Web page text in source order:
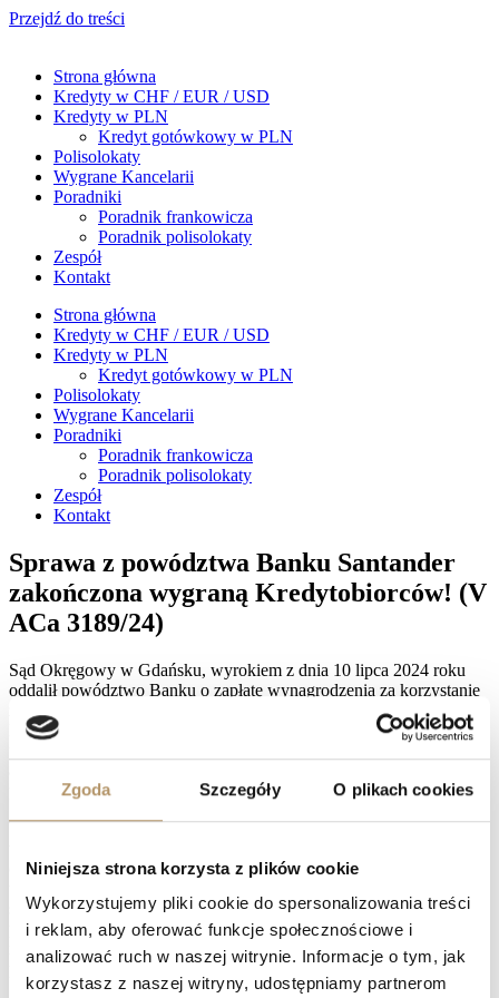
Zgoda Szczegóły O plikach cookies
Niniejsza strona korzysta z plików cookie
Wykorzystujemy pliki cookie do spersonalizowania treści
i reklam, aby oferować funkcje społecznościowe i
analizować ruch w naszej witrynie. Informacje o tym, jak
korzystasz z naszej witryny, udostępniamy partnerom
Przejdź do treści
Strona główna
Kredyty w CHF / EUR / USD
Kredyty w PLN
Kredyt gotówkowy w PLN
Polisolokaty
Wygrane Kancelarii
Poradniki
Poradnik frankowicza
Poradnik polisolokaty
Zespół
Kontakt
Strona główna
Kredyty w CHF / EUR / USD
Kredyty w PLN
Kredyt gotówkowy w PLN
Polisolokaty
Wygrane Kancelarii
Poradniki
Poradnik frankowicza
Poradnik polisolokaty
Zespół
Kontakt
Sprawa z powództwa Banku Santander
zakończona wygraną Kredytobiorców! (V
ACa 3189/24)
Sąd Okręgowy w Gdańsku, wyrokiem z dnia 10 lipca 2024 roku
oddalił powództwo Banku o zapłatę wynagrodzenia za korzystanie
z udostępnionego Klientom kapitału. Jednocześnie na rzecz
Klientów zasądzono kwotę 5 434 zł tytułem zwrotu kosztów
podzielił stanowisko Sądu I instancji i oddalił środek odwoławczy.
W konsekwencji Klienci uzyskali dodatkowo kwotę 4 050 zł
odsetkami ustawowymi za opóźnienie, naliczanymi od dnia
stanowi przykład skutecznej obrony przed tego rodzaju
powództwami, która pozwala kredytobiorcom nie tylko uniknąć
niezasadnych roszczeń, lecz także uzyskać zwrot kosztów
postępowania poniesionych w toku procesu.